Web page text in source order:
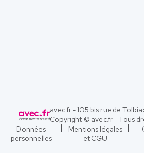
avec.fr - 105 bis rue de
Copyright © avec.fr - Tous
Données
personnelles
Mentions légales
et CGU